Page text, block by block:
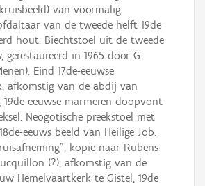
van voormalig
van de tweede helft 19de
hout. Biechtstoel uit de tweede
gerestaureerd in 1965 door G.
Eind 17de-eeuwse
afkomstig van de abdij van
19de-eeuwse marmeren doopvont
Neogotische preekstoel met
eeuws beeld van Heilige Job.
kopie naar Rubens
(?), afkomstig van de
Hemelvaartkerk te Gistel, 19de